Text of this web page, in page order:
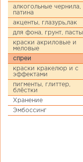
алкогольные чернила,
патина
акценты, глазурь,лак
для фона, грунт, пасты
краски акриловые и
меловые
спреи
краски кракелюр и с
эффектами
пигменты, глиттер,
блёстки
Хранение
Эмбоссинг